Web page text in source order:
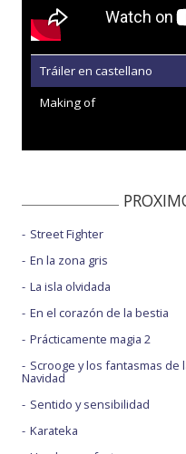
Tráiler en castellano
Making of
Street Fighter
En la zona gris
La isla olvidada
En el corazón de la bestia
Prácticamente magia 2
Scrooge y los fantasmas de
Navidad
Sentido y sensibilidad
Karateka